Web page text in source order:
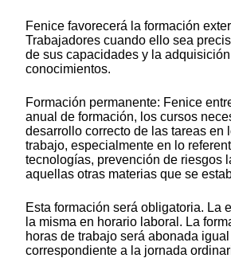
Fenice favorecerá la formación
Trabajadores cuando ello sea
de sus capacidades y la
conocimientos.
Formación permanente: Fenice
anual de formación, los cursos
desarrollo correcto de las tareas en
trabajo, especialmente en lo
tecnologías, prevención de riesgos
aquellas otras materias que se
Esta formación será obligatoria. La
la misma en horario laboral. La
horas de trabajo será abonada
correspondiente a la jornada